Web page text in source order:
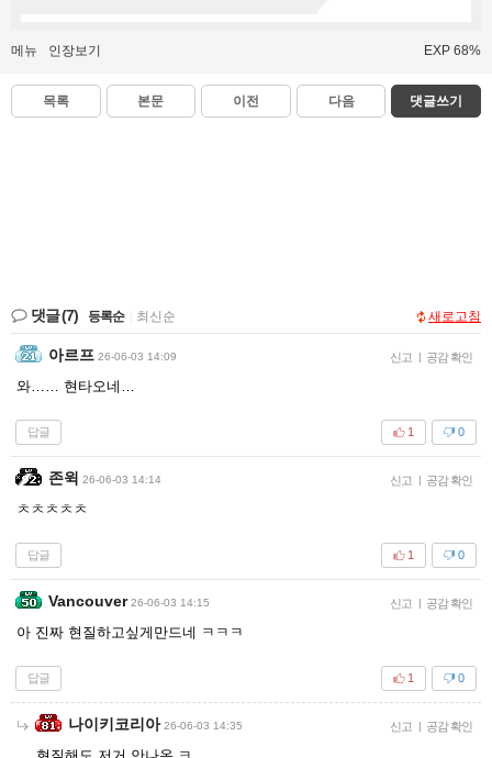
메뉴 인장보기 EXP 68%
목록 본문 이전 다음 댓글쓰기
댓글(7) 등록순 최신순 새로고침
아르프 26-06-03 14:09 신고 | 공감 확인
와…… 현타오네…
답글 0
1
존윅 26-06-03 14:14 신고 | 공감 확인
ㅊㅊㅊㅊㅊ
답글 0
1
Vancouver 26-06-03 14:15 신고 | 공감 확인
아 진짜 현질하고싶게만드네 ㅋㅋㅋ
답글 0
1
나이키코리아 26-06-03 14:35 신고 | 공감 확인